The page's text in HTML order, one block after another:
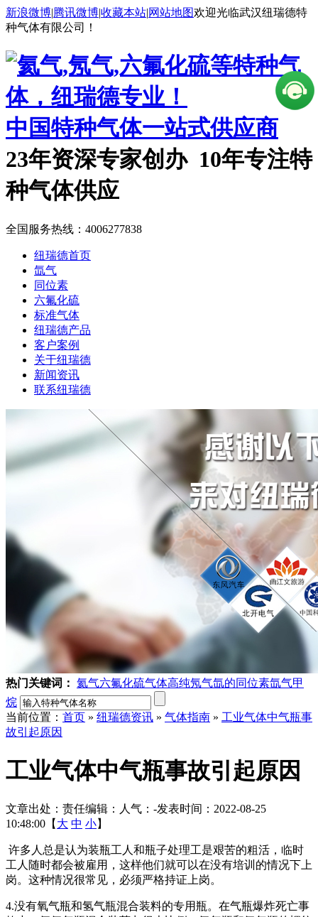
新浪微博|腾讯微博|收藏本站|网站地图欢迎光临武汉纽瑞德特
种气体有限公司！
中国特种气体一站式供应商
23年资深专家创办 10年专注特
种气体供应
全国服务热线： 4006277838
纽瑞德首页
氙气
同位素
六氟化硫
标准气体
纽瑞德产品
客户案例
关于纽瑞德
新闻资讯
联系纽瑞德
热门关键词： 氦气六氟化硫气体高纯氖气氙的同位素氙气甲
烷
当前位置： 首页 » 纽瑞德资讯 » 气体指南 » 工业气体中气瓶事
故引起原因
工业气体中气瓶事故引起原因
文章出处： 责任编辑： 人气： -发表时间：2022-08-25
10:48:00【 大 中 小】
许多人总是认为装瓶工人和瓶子处理工是艰苦的粗活，临时
工人随时都会被雇用，这样他们就可以在没有培训的情况下上
岗。这种情况很常见，必须严格持证上岗。
4.没有氧气瓶和氢气瓶混合装料的专用瓶。在气瓶爆炸死亡事